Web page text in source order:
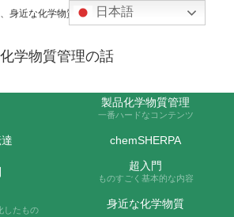
身近な化学物質などの話題を取り上げます
化学物質管理の話
製品化学物質管理
一番ハードなコンテンツ
chemSHERPA
超入門
ものすごく基本的な内容
したもの 身近な化学物質
日本語